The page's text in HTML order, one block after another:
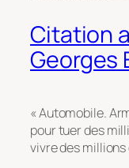
Citation
Georges
« Automobile.
pour tuer des
vivre des millions